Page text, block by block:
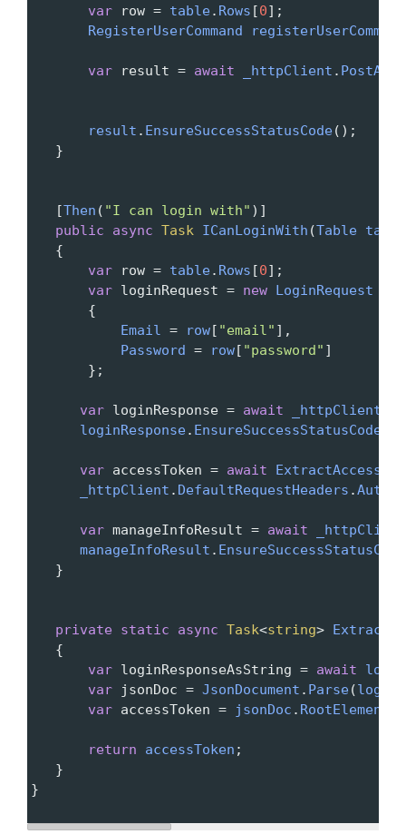
var
row = table. Rows [0];
RegisterUserCommand
registerUserCommand
var result = await _httpClient .
result . EnsureSuccessStatusCode();
   }
   [
Then ( "I can login with" )]
public
async Task ICanLoginWith (Table table
   {
var
row = table. Rows [0];
var loginRequest = new LoginRequest
       {
Email
= row[ "email" ],
Password = row[ "password" ]
       };
var loginResponse = await _httpClient
loginResponse. EnsureSuccessStatusCode
var accessToken = await
_httpClient . DefaultRequestHeaders .
var manageInfoResult = await
_httpClient
manageInfoResult . EnsureSuccessStatusCode
   }
private static async Task<string>
   {
var loginResponseAsString = await
var
jsonDoc = JsonDocument . Parse(
var accessToken = jsonDoc . RootElement
return accessToken ;
   }
}